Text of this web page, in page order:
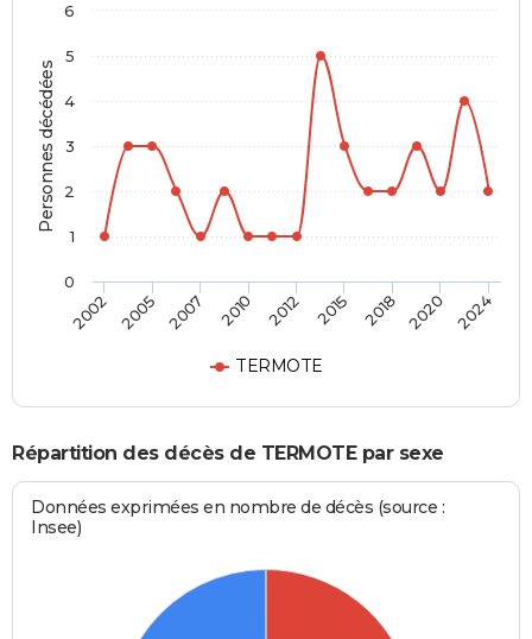
Personnes décédées
TERMOTE
2002 2005 2007 2010 2012 2015 2018 2020 2024
0
1
2
3
4
5
6
Répartition des décès de TERMOTE par sexe
Données exprimées en nombre de décès (source :
Insee)